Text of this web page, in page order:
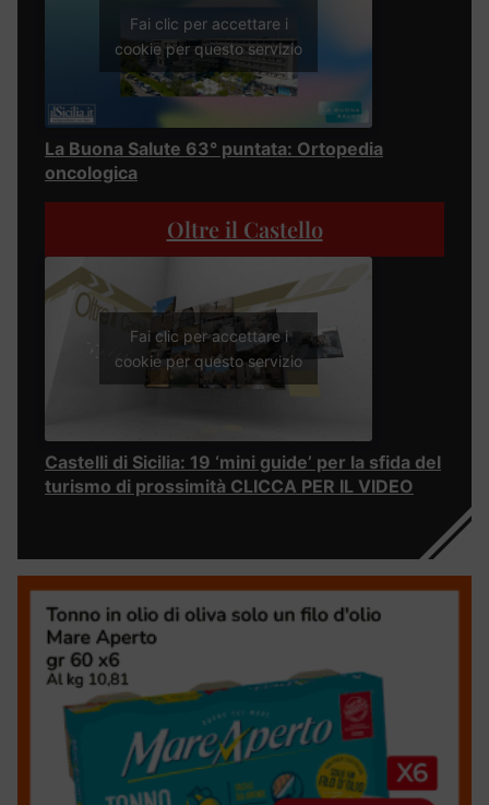
Fai clic per accettare i
cookie per questo servizio
La Buona Salute 63° puntata: Ortopedia
oncologica
Oltre il Castello
Fai clic per accettare i
cookie per questo servizio
Castelli di Sicilia: 19 ‘mini guide’ per la sfida del
turismo di prossimità CLICCA PER IL VIDEO